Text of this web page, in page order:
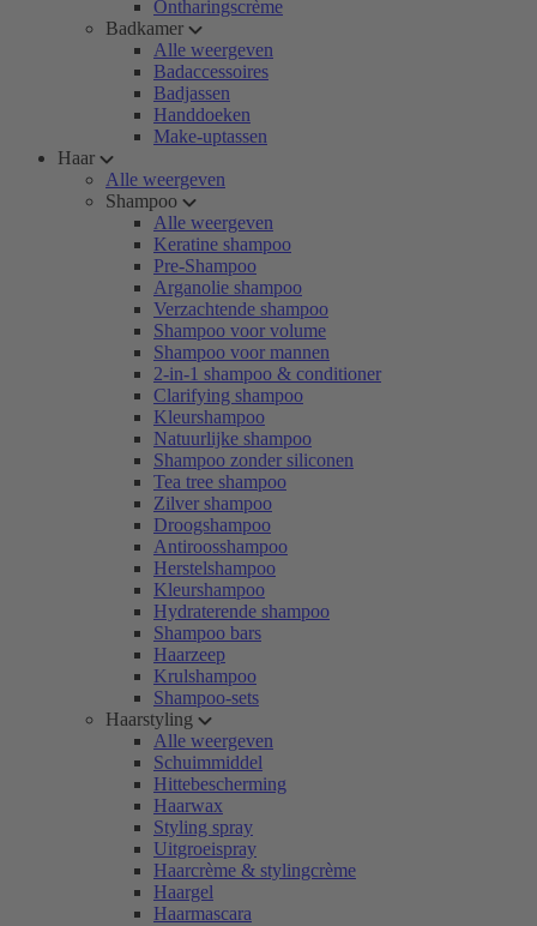
Ontharingscrème
Badkamer
Alle weergeven
Badaccessoires
Badjassen
Handdoeken
Make-uptassen
Haar
Alle weergeven
Shampoo
Alle weergeven
Keratine shampoo
Pre-Shampoo
Arganolie shampoo
Verzachtende shampoo
Shampoo voor volume
Shampoo voor mannen
2-in-1 shampoo & conditioner
Clarifying shampoo
Kleurshampoo
Natuurlijke shampoo
Shampoo zonder siliconen
Tea tree shampoo
Zilver shampoo
Droogshampoo
Antiroosshampoo
Herstelshampoo
Kleurshampoo
Hydraterende shampoo
Shampoo bars
Haarzeep
Krulshampoo
Shampoo-sets
Haarstyling
Alle weergeven
Schuimmiddel
Hittebescherming
Haarwax
Styling spray
Uitgroeispray
Haarcrème & stylingcrème
Haargel
Haarmascara